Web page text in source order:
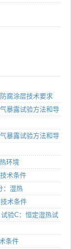
腐涂层技术要求
暴露试验方法和导
暴露试验方法和导
环境
术条件
：湿热
术条件
验C：恒定湿热试
条件